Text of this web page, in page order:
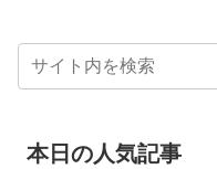
本日の人気記事